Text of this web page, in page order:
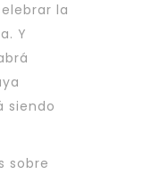
la
Y
siendo
sobre